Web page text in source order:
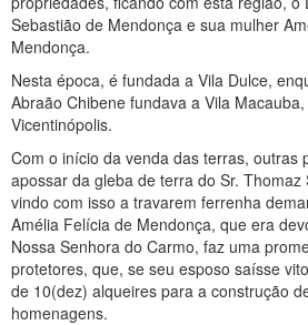
Sebastião de Mendonça e sua mulher
Mendonça.
Nesta época, é fundada a Vila Dulce,
Abraão Chibene fundava a Vila
Vicentinópolis.
Com o início da venda das terras, outras
apossar da gleba de terra do Sr.
vindo com isso a travarem ferrenha
Amélia Felícia de Mendonça, que era
Nossa Senhora do Carmo, faz uma
protetores, que, se seu esposo saísse
de 10(dez) alqueires para a construção
homenagens.